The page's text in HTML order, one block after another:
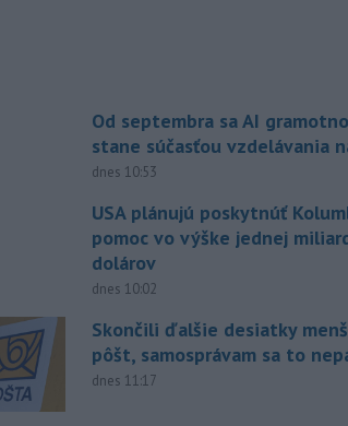
Od septembra sa AI
stane súčasťou vzdelávania
dnes 10:53
USA plánujú poskytnúť
pomoc vo výške jednej
dolárov
dnes 10:02
Skončili ďalšie desiatky
pôšt, samosprávam sa to
dnes 11:17